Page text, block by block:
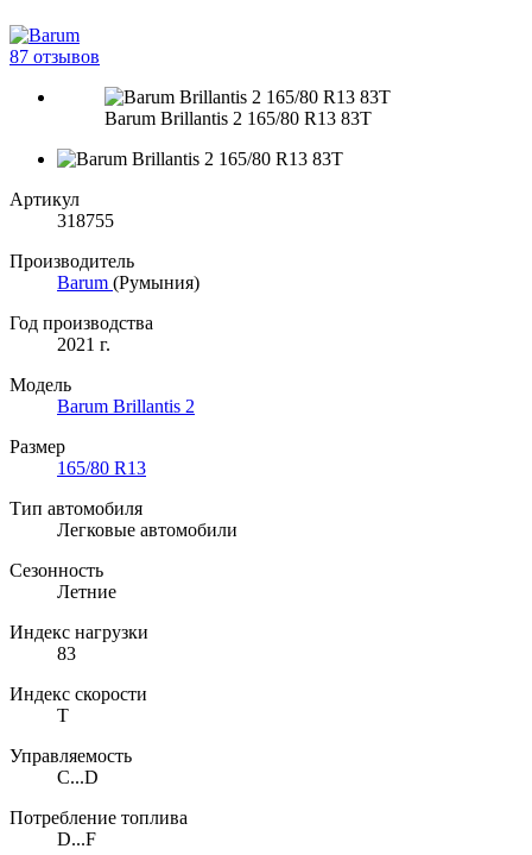
87 отзывов
Barum Brillantis 2 165/80 R13 83T
Артикул
318755
Производитель
Barum (Румыния)
Год производства
2021 г.
Модель
Barum Brillantis 2
Размер
165/80 R13
Тип автомобиля
Легковые автомобили
Сезонность
Летние
Индекс нагрузки
83
Индекс скорости
T
Управляемость
C...D
Потребление топлива
D...F